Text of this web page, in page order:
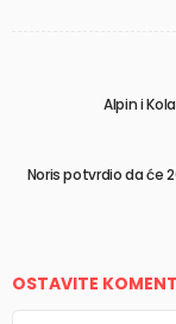
Alpin i
Noris potvrdio da će
OSTAVITE